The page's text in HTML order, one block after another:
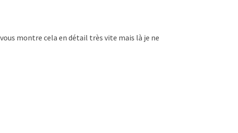
montre cela en détail très vite mais là je ne